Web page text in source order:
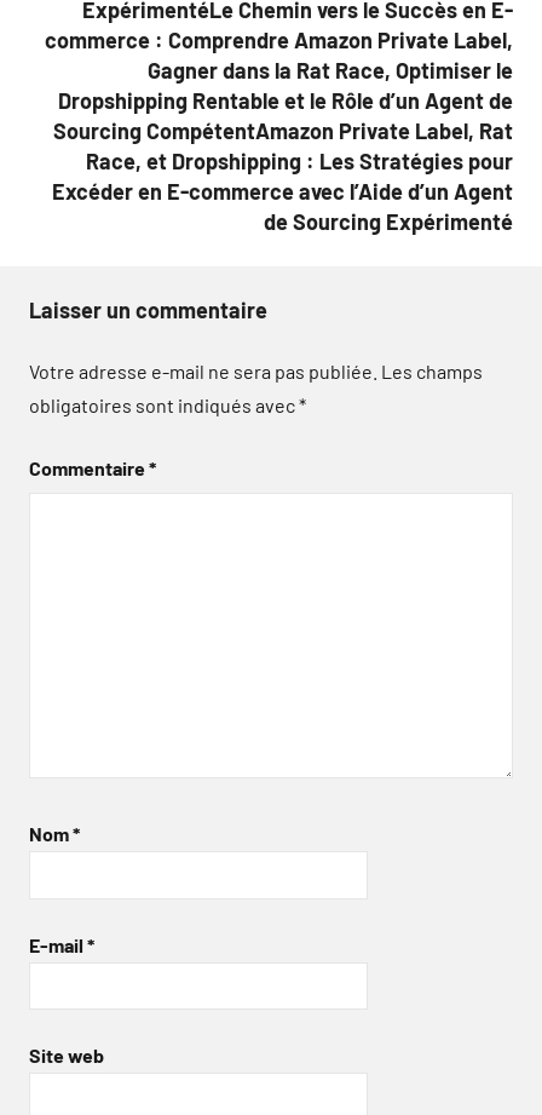
ExpérimentéLe Chemin vers le Succès en E-
commerce : Comprendre Amazon Private Label,
Gagner dans la Rat Race, Optimiser le
Dropshipping Rentable et le Rôle d’un Agent de
Sourcing CompétentAmazon Private Label, Rat
Race, et Dropshipping : Les Stratégies pour
Excéder en E-commerce avec l’Aide d’un Agent
de Sourcing Expérimenté
Laisser un commentaire
Votre adresse e-mail ne sera pas publiée. Les champs
obligatoires sont indiqués avec*
Commentaire*
Nom*
E-mail *
Site web